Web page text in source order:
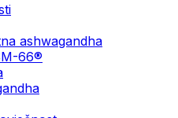
ashwagandha
66®